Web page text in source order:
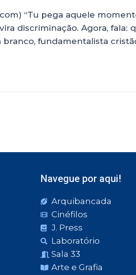
“Tu pega aquele
discriminação. Agora, fala:
fundamentalista
Navegue por aqui!
Arquibancada
Cinéfilos
J. Press
Laboratório
Sala 33
Arte e Grafia